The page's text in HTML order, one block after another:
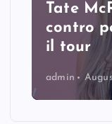
Tate
contro
il tour
admin